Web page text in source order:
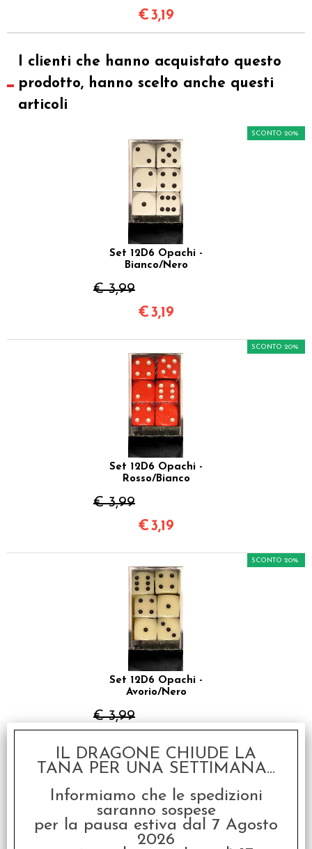
€3,19
I clienti che hanno acquistato questo
prodotto, hanno scelto anche questi
articoli
Set 12D6 Opachi -
Bianco/Nero
€ 3,99
SCONTO 20%
€3,19
Set 12D6 Opachi -
Rosso/Bianco
€ 3,99
SCONTO 20%
€3,19
Set 12D6 Opachi -
Avorio/Nero
€ 3,99
SCONTO 20%
SCONTO 20%
IL DRAGONE CHIUDE LA
TANA PER UNA SETTIMANA...
Informiamo che le spedizioni
saranno sospese
per la pausa estiva dal 7 Agosto
2026